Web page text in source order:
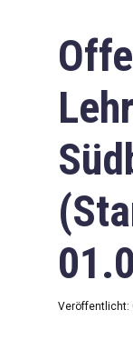
Veröffentlicht: